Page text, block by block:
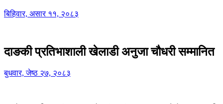
बिहिवार, असार ११, २०८३
दाङकी प्रतिभाशाली खेलाडी अनुजा चौधरी सम्मानित
बुधवार, जेष्ठ २७, २०८३